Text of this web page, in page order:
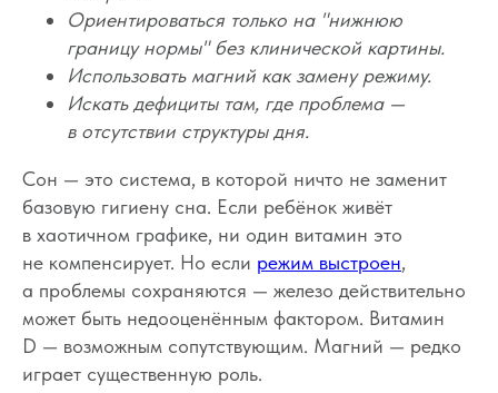
Ориентироваться только на "нижнюю
границу нормы" без клинической картины.
Использовать магний как замену режиму.
Искать дефициты там, где проблема —
в отсутствии структуры дня.
Сон — это система, в которой ничто не заменит
базовую гигиену сна. Если ребёнок живёт
в хаотичном графике, ни один витамин это
не компенсирует. Но если режим выстроен,
а проблемы сохраняются — железо действительно
может быть недооценённым фактором. Витамин
D — возможным сопутствующим. Магний — редко
играет существенную роль.
Вход/Регистрация
Взрослые
Специалисты
Журнал о сне
Практикум
О проекте
Соглашение
Оферта
Вопросы
Отзывы
Контакты
Благодарности
ИП Снеговская
КОНТАКТЫ